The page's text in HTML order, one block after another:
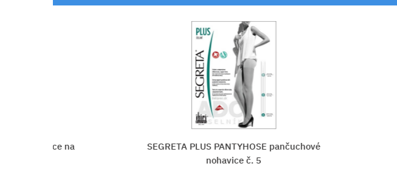
nohavice na
SEGRETA PLUS PANTYHOSE pančuchové
nohavice č. 5